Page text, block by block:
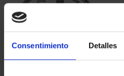
Consentimiento Detalles